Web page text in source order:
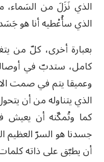
الذي نَزَلَ من السَماء،
الذي سأُعْطيه أنا هو جَسَدي
بعبارة أخرى، كلّ من
كامل، ستدبّ في
وعميقا يتم في صمت
الذي يتناوله من أن
كما وتُمكّنه أن
جسدنا هو السرّ العظيم
أن يطبّق على ذاته